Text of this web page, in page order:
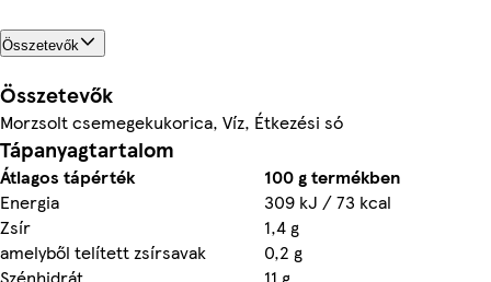
Összetevők
Összetevők
Morzsolt csemegekukorica, Víz, Étkezési só
Tápanyagtartalom
Átlagos tápérték
100 g termékben
Energia
309 kJ / 73 kcal
Zsír
1,4 g
amelyből telített zsírsavak
0,2 g
Szénhidrát
11 g